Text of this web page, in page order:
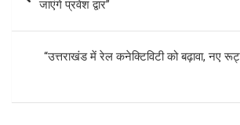
k
p
जाएंगे प्रवेश द्वार”
“उत्तराखंड में रेल कनेक्टिविटी को बढ़ावा, नए